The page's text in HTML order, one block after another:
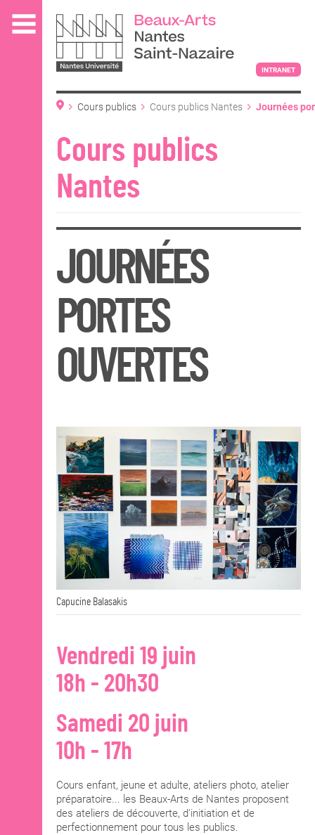
contenu
L'ÉCOLE
ENSEIGNEMENT
COURS PUBLICS
Cours publics Nantes
l'art et arts plastiques
Cours publics Saint-
Nazaire
La Cité du dessin
OPEN SCHOOL
CONTACTS
INTRANET
Cours publics Cours publics Nantes
Journées
Cours publics
Nantes
JOURNÉES
PORTES
OUVERTES
Capucine Balasakis
Vendredi 19 juin
18h - 20h30
Samedi 20 juin
10h - 17h
Cours enfant, jeune et adulte, ateliers photo, atelier
préparatoire... les Beaux-Arts de Nantes proposent
des ateliers de découverte, d'initiation et de
perfectionnement pour tous les publics.